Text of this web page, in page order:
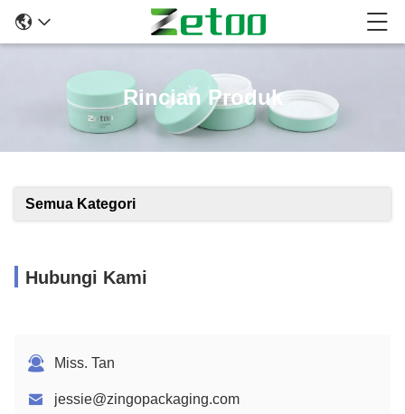
Rincian Produk
Semua Kategori
Hubungi Kami
Miss. Tan
jessie@zingopackaging.com